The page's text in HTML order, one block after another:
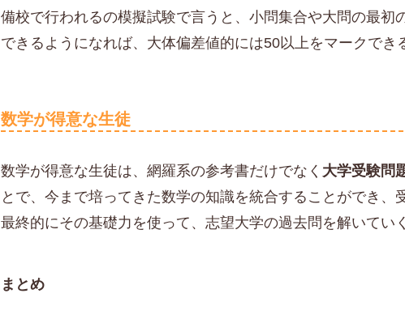
備校で行われるの模擬試験で言うと、小問集合や大問の最
できるようになれば、大体偏差値的には50以上をマークでき
数学が得意な生徒
数学が得意な生徒は、網羅系の参考書だけでなく 大学受験問
とで、今まで培ってきた数学の知識を統合することができ、
最終的にその基礎力を使って、志望大学の過去問を解いてい
まとめ